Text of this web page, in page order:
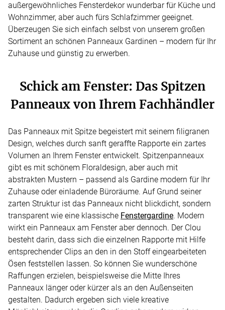
außergewöhnliches Fensterdekor wunderbar für Küche und
Wohnzimmer, aber auch fürs Schlafzimmer geeignet.
Überzeugen Sie sich einfach selbst von unserem großen
Sortiment an schönen Panneaux Gardinen – modern für Ihr
Zuhause und günstig zu erwerben.
Schick am Fenster: Das Spitzen
Panneaux von Ihrem Fachhändler
Das Panneaux mit Spitze begeistert mit seinem filigranen
Design, welches durch sanft geraffte Rapporte ein zartes
Volumen an Ihrem Fenster entwickelt. Spitzenpanneaux
gibt es mit schönem Floraldesign, aber auch mit
abstrakten Mustern – passend als Gardine modern für Ihr
Zuhause oder einladende Büroräume. Auf Grund seiner
zarten Struktur ist das Panneaux nicht blickdicht, sondern
transparent wie eine klassische Fenstergardine. Modern
wirkt ein Panneaux am Fenster aber dennoch. Der Clou
besteht darin, dass sich die einzelnen Rapporte mit Hilfe
entsprechender Clips an den in den Stoff eingearbeiteten
Ösen feststellen lassen. So können Sie wunderschöne
Raffungen erzielen, beispielsweise die Mitte Ihres
Panneaux länger oder kürzer als an den Außenseiten
gestalten. Dadurch ergeben sich viele kreative